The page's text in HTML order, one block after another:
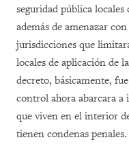
seguridad pública
además de amenazar
jurisdicciones que
locales de aplicación de
decreto, básicamente,
control ahora abarcara a
que viven en el interior
tienen condenas penales.